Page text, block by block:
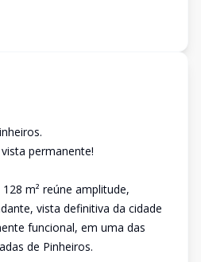
permanente!
m² reúne amplitude,
vista definitiva da cidade
funcional, em uma das
de Pinheiros.